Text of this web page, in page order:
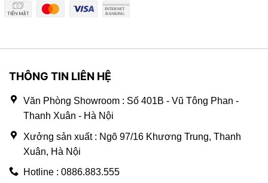
THÔNG TIN LIÊN HỆ
Văn Phòng Showroom : Số 401B - Vũ Tông Phan -
Thanh Xuân - Hà Nội
Xưởng sản xuất : Ngõ 97/16 Khương Trung, Thanh
Xuân, Hà Nội
Hotline : 0886.883.555